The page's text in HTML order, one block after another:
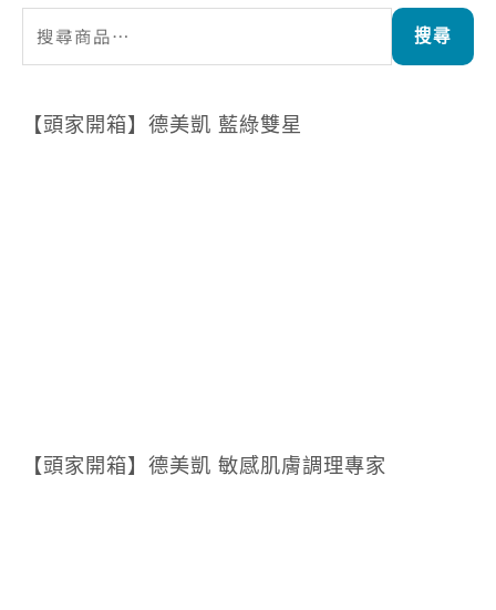
搜尋
【頭家開箱】德美凱 藍綠雙星
【頭家開箱】德美凱 敏感肌膚調理專家